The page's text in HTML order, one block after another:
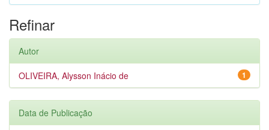
Refinar
Autor
1
OLIVEIRA, Alysson Inácio de
Data de Publicação